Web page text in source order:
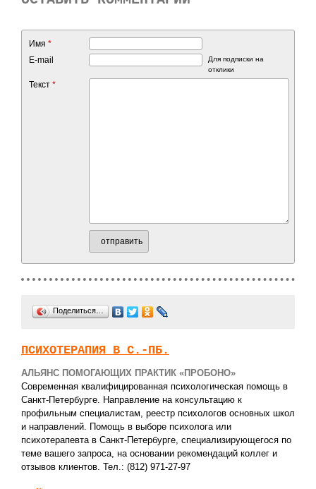
Имя *
E-mail
Для подписки на
отклики
Текст *
отправить
Поделиться…
ПСИХОТЕРАПИЯ В С.-ПБ.
АЛЬЯНС ПОМОГАЮЩИХ ПРАКТИК «ПРОБОНО»
Современная квалифицированная психологическая помощь в
Санкт-Петербурге. Направление на консультацию к
профильным специалистам, реестр психологов основных школ
и направлений. Помощь в выборе психолога или
психотерапевта в Санкт-Петербурге, специализирующегося по
теме вашего запроса, на основании рекомендаций коллег и
отзывов клиентов. Тел.: (812) 971-27-97